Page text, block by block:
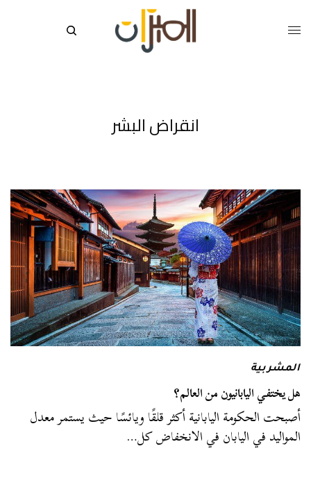
انقراض البشر
المشربية
هل يختفي اليابانيون من العالم؟
أصبحت الحكومة اليابانية أكثر قلقًا ويائسًا حيث يستمر معدل
المواليد في اليابان في الانخفاض كل…